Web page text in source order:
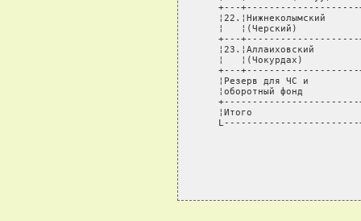
+---
¦22.¦Нижнеколымский
¦   ¦(Черский)
+---
¦23.¦Аллаиховский
¦   ¦(Чокурдах)
+---
¦Резерв для ЧС и
¦оборотный фонд
¦Итого